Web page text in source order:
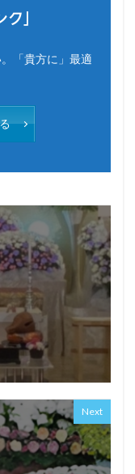
ク」
「貴方に」最適
Next